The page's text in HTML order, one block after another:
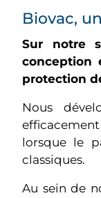
Biovac,
Sur notre
conception
protection
Nous
lorsque le
classiques.
Au sein de